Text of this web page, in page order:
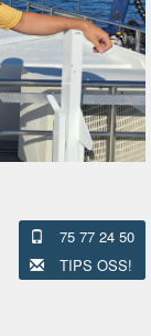
75 77 24 50
TIPS OSS!